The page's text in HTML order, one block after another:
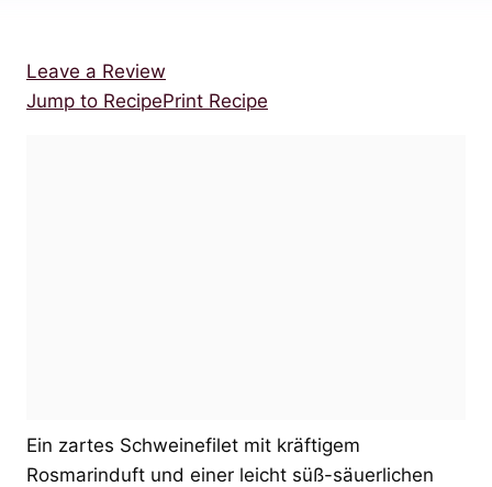
Jump to RecipePrint Recipe
Leave a Review
Ein zartes Schweinefilet mit kräftigem
Rosmarinduft und einer leicht süß-säuerlichen